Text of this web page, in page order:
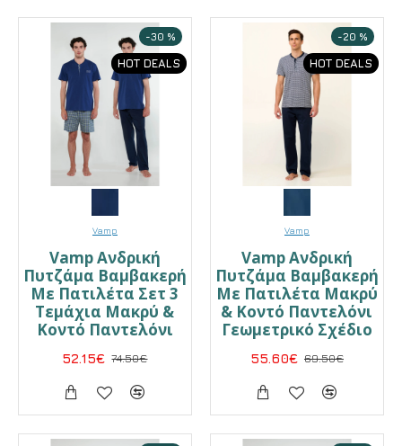
HOT DEALS
-30 %
Vamp
Vamp Ανδρική
Πυτζάμα Βαμβακερή
Με Πατιλέτα Σετ 3
Τεμάχια Μακρύ &
Κοντό Παντελόνι
52.15€ 74.50€
HOT DEALS
-20 %
Vamp
Vamp Ανδρική
Πυτζάμα Βαμβακερή
Με Πατιλέτα Μακρύ
& Κοντό Παντελόνι
Γεωμετρικό Σχέδιο
55.60€ 69.50€